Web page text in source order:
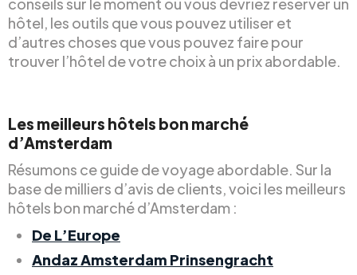
hôtel, les outils que vous pouvez utiliser et
d’autres choses que vous pouvez faire pour
trouver l’hôtel de votre choix à un prix abordable.
Les meilleurs hôtels bon marché
d’Amsterdam
Résumons ce guide de voyage abordable. Sur la
base de milliers d’avis de clients, voici les meilleurs
hôtels bon marché d’Amsterdam :
De L’Europe
Andaz Amsterdam Prinsengracht